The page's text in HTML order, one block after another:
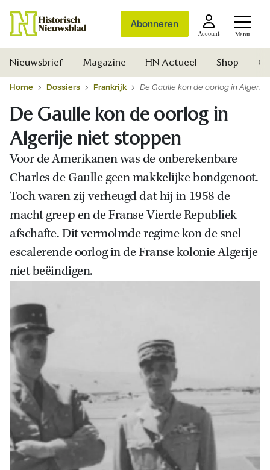
Abonneren
Account Menu
Zoek
Nieuwsbrief Magazine HN Actueel Shop
Home Dossiers Frankrijk De Gaulle kon de oorlog in
De Gaulle kon de oorlog in
Algerije niet stoppen
Voor de Amerikanen was de onberekenbare
Charles de Gaulle geen makkelijke bondgenoot.
Toch waren zij verheugd dat hij in 1958 de
macht greep en de Franse Vierde Republiek
afschafte. Dit vermolmde regime kon de snel
escalerende oorlog in de Franse kolonie Algerije
niet beëindigen.